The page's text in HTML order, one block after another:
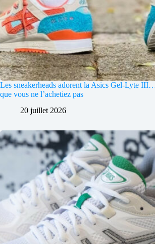
Les sneakerheads adorent la Asics Gel-Lyte
que vous ne l’achetiez pas
20 juillet 2026